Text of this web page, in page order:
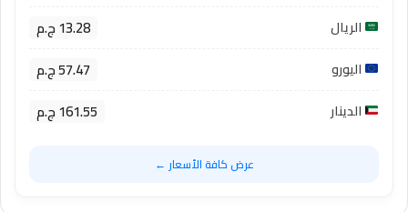
الريال 13.28 ج.م
اليورو 57.47 ج.م
الدينار 161.55 ج.م
عرض كافة الأسعار ←